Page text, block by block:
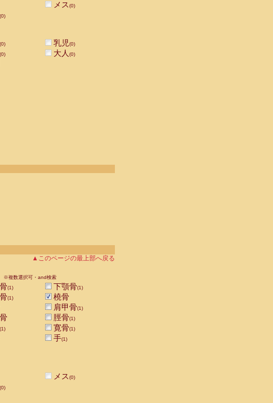
メス(0)
(0)
(0) 乳児(0)
(0) 大人 (0)
▲このページの最上部へ戻る
※複数選択可・and検索
(1) 下顎骨(1)
(1)
橈骨
肩甲骨(1)
脛骨(1)
(1) 寛骨(1)
手(1)
メス(0)
(0)